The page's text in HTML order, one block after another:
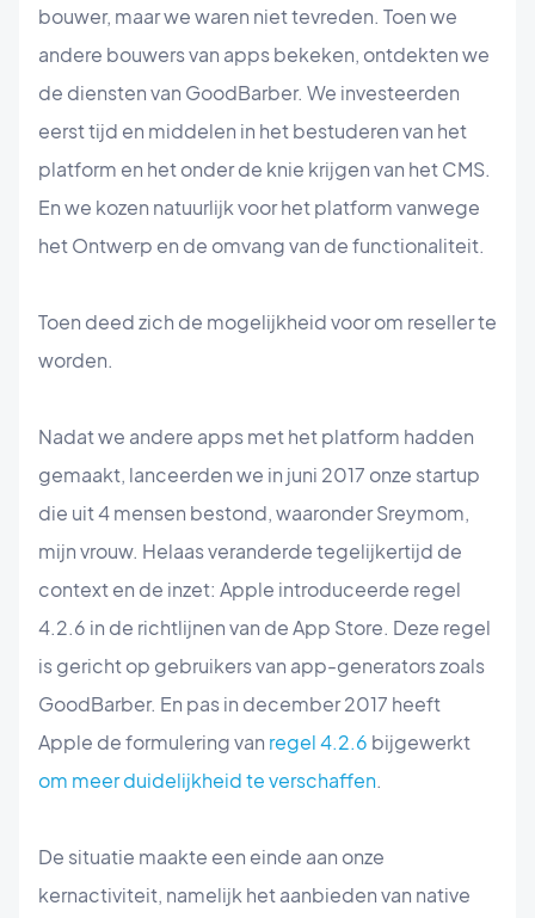
bouwer, maar we waren niet tevreden. Toen we
andere bouwers van apps bekeken, ontdekten we
de diensten van GoodBarber. We investeerden
eerst tijd en middelen in het bestuderen van het
platform en het onder de knie krijgen van het CMS.
En we kozen natuurlijk voor het platform vanwege
het Ontwerp en de omvang van de functionaliteit.
Toen deed zich de mogelijkheid voor om reseller te
worden.
Nadat we andere apps met het platform hadden
gemaakt, lanceerden we in juni 2017 onze startup
die uit 4 mensen bestond, waaronder Sreymom,
mijn vrouw. Helaas veranderde tegelijkertijd de
context en de inzet: Apple introduceerde regel
4.2.6 in de richtlijnen van de App Store. Deze regel
is gericht op gebruikers van app-generators zoals
GoodBarber. En pas in december 2017 heeft
Apple de formulering van regel 4.2.6 bijgewerkt
om meer duidelijkheid te verschaffen.
De situatie maakte een einde aan onze
kernactiviteit, namelijk het aanbieden van native